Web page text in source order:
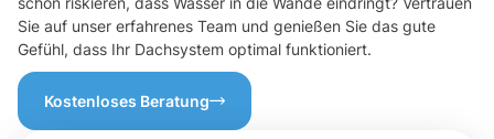
Sie auf unser erfahrenes Team und genießen Sie das gute
Gefühl, dass Ihr Dachsystem optimal funktioniert.
Kostenloses Beratung